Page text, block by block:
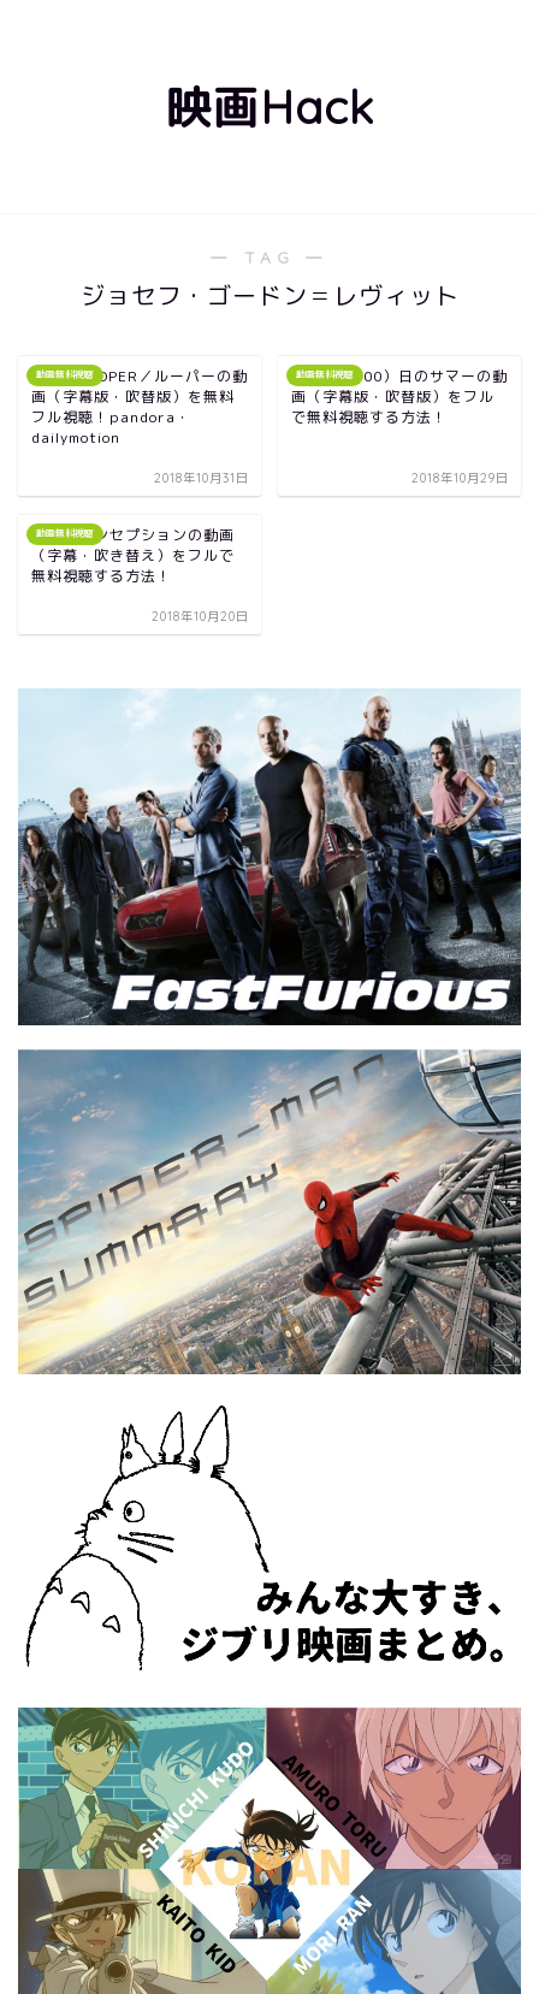
映画Hack
― TAG ―
ジョセフ・ゴードン＝レヴィット
動画無料視聴
映画｜LOOPER／ルーパーの動
画（字幕版・吹替版）を無料
フル視聴！pandora・
dailymotion
2018年10月31日
動画無料視聴
映画｜（500）日のサマーの動
画（字幕版・吹替版）をフル
で無料視聴する方法！
2018年10月29日
動画無料視聴
映画｜インセプションの動画
（字幕・吹き替え）をフルで
無料視聴する方法！
2018年10月20日